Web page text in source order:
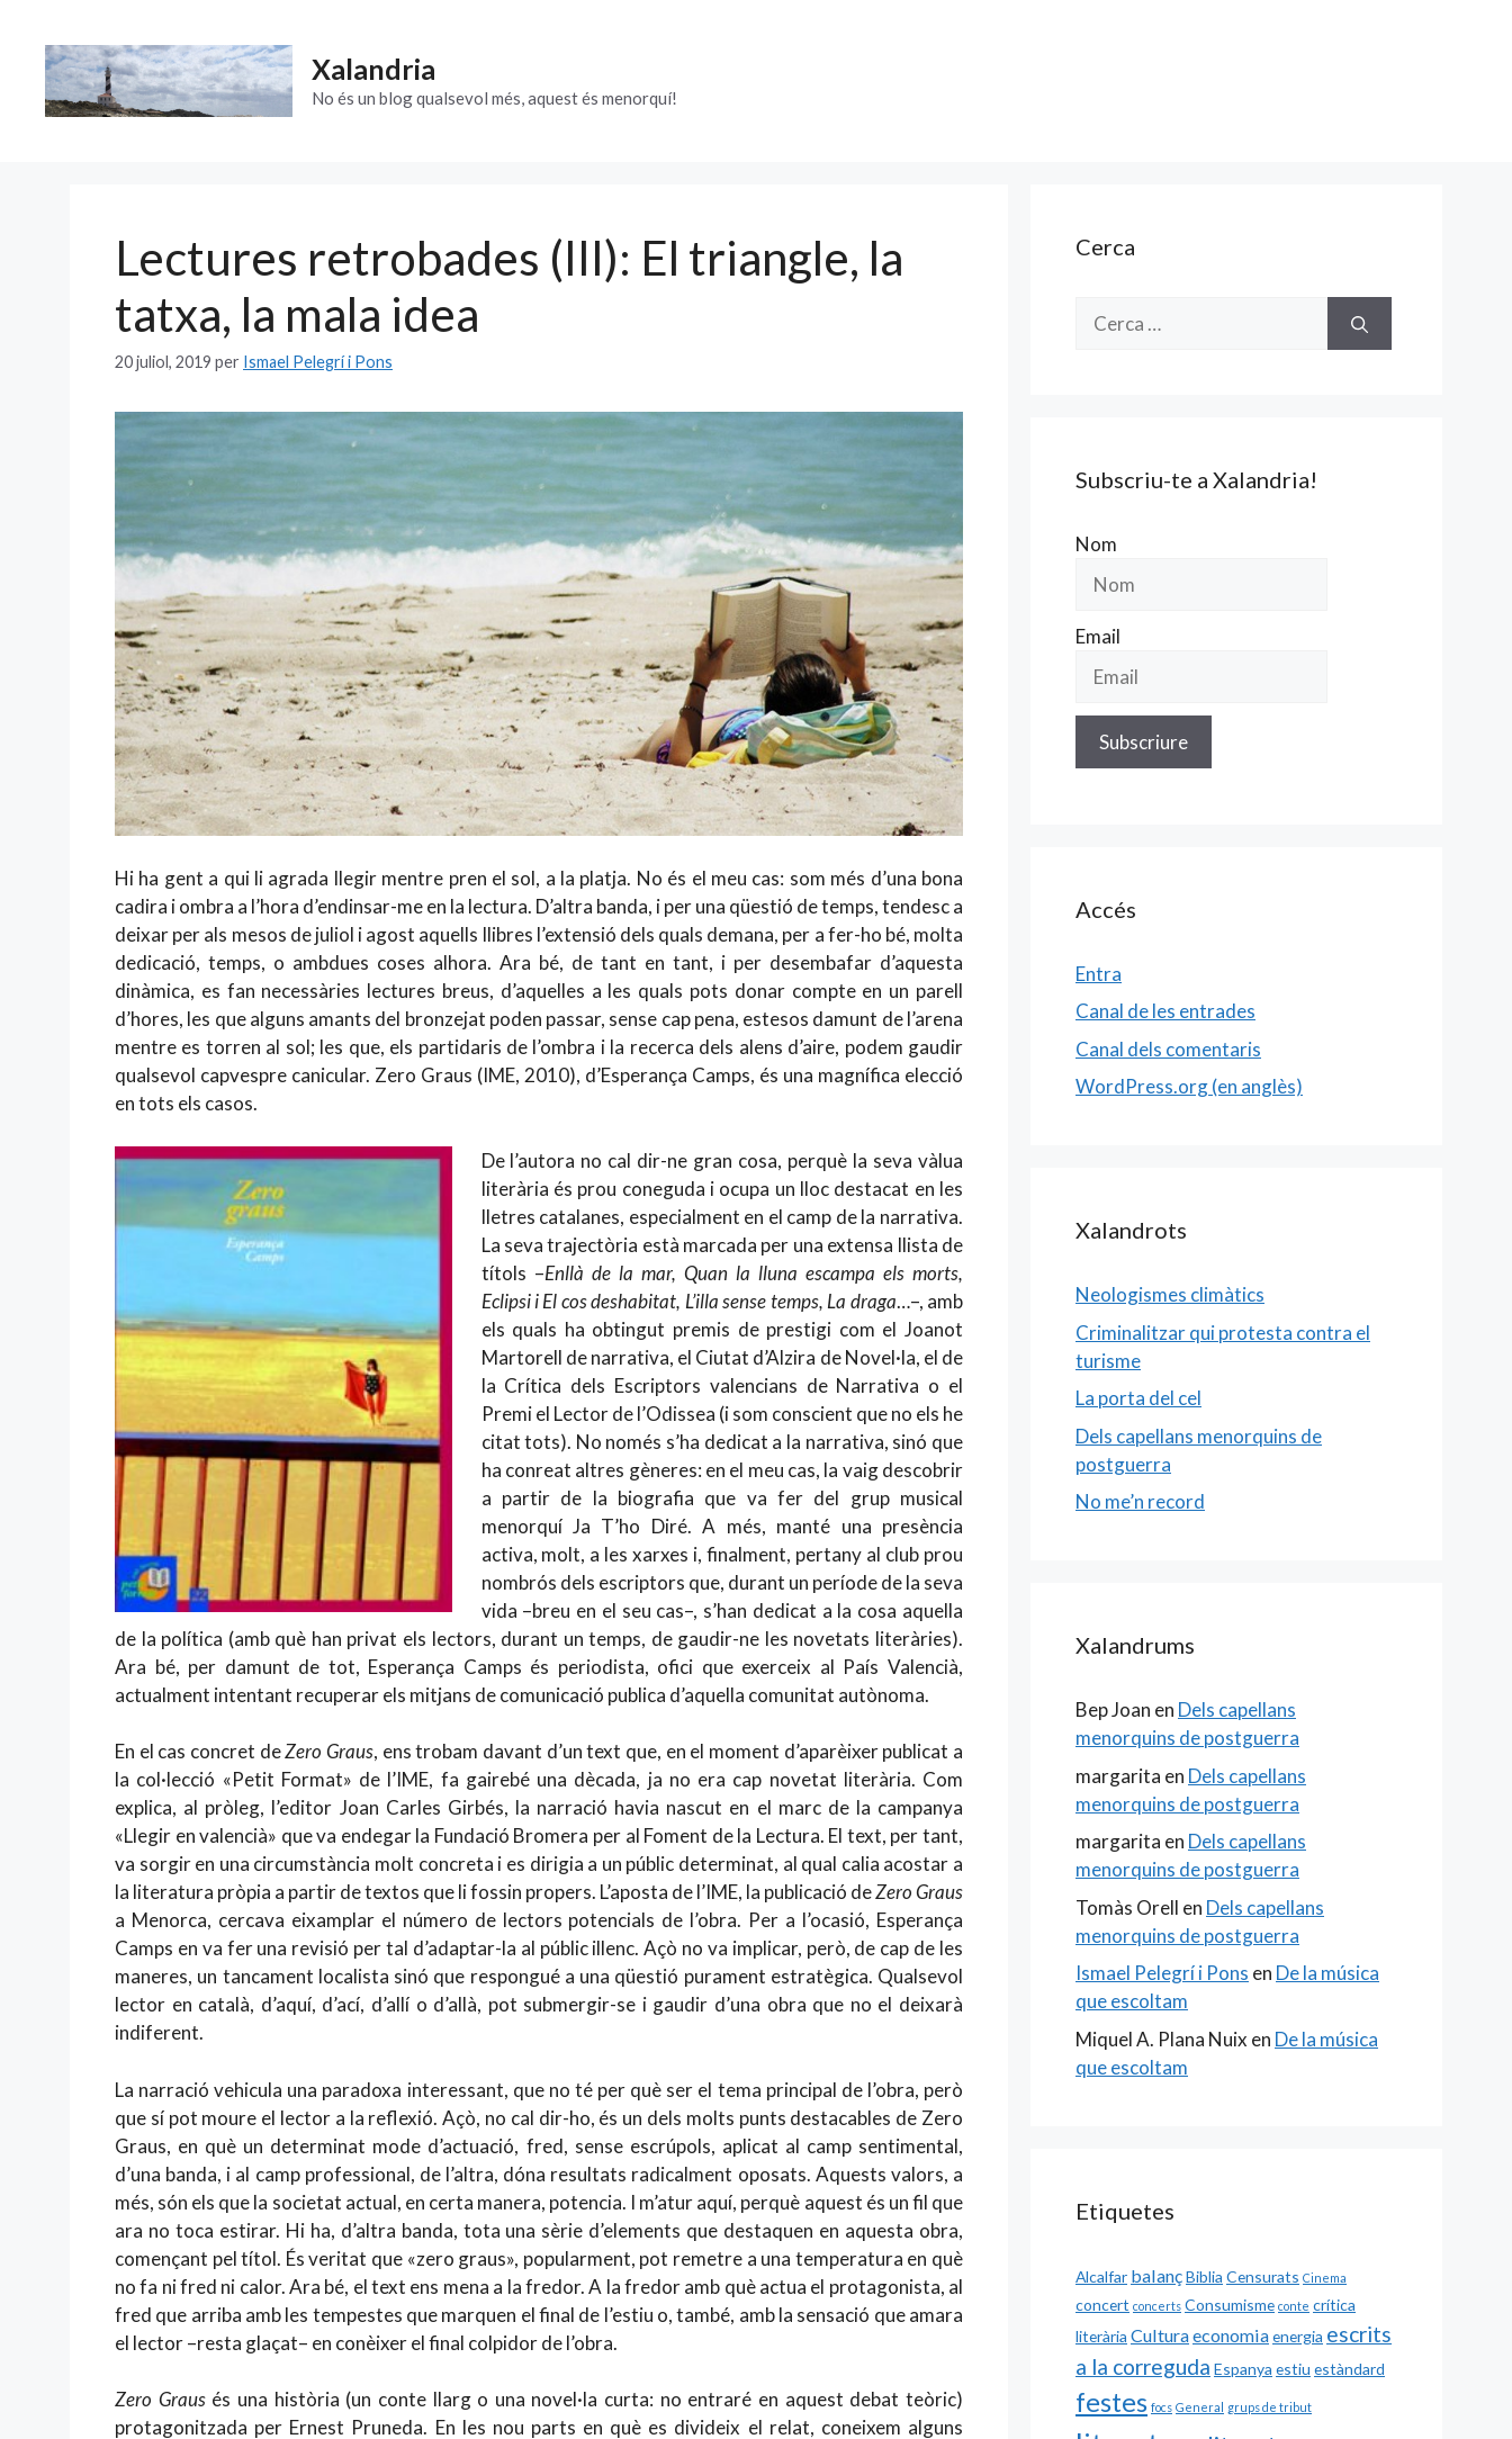
contingut
Xalandria
No és un blog qualsevol més, aquest és menorquí!
Lectures retrobades (III): El triangle, la
tatxa, la mala idea
20 juliol, 2019 per Ismael Pelegrí i Pons
Hi ha gent a qui li agrada llegir mentre pren el sol, a la platja. No és el meu cas: som més d’una bona
cadira i ombra a l’hora d’endinsar-me en la lectura. D’altra banda, i per una qüestió de temps, tendesc a
deixar per als mesos de juliol i agost aquells llibres l’extensió dels quals demana, per a fer-ho bé, molta
dedicació, temps, o ambdues coses alhora. Ara bé, de tant en tant, i per desembafar d’aquesta
dinàmica, es fan necessàries lectures breus, d’aquelles a les quals pots donar compte en un parell
d’hores, les que alguns amants del bronzejat poden passar, sense cap pena, estesos damunt de l’arena
mentre es torren al sol; les que, els partidaris de l’ombra i la recerca dels alens d’aire, podem gaudir
qualsevol capvespre canicular. Zero Graus (IME, 2010), d’Esperança Camps, és una magnífica elecció
en tots els casos.
De l’autora no cal dir-ne gran cosa, perquè la seva vàlua
literària és prou coneguda i ocupa un lloc destacat en les
lletres catalanes, especialment en el camp de la narrativa.
La seva trajectòria està marcada per una extensa llista de
títols –Enllà de la mar, Quan la lluna escampa els morts,
Eclipsi i El cos deshabitat, L’illa sense temps, La draga…–, amb
els quals ha obtingut premis de prestigi com el Joanot
Martorell de narrativa, el Ciutat d’Alzira de Novel·la, el de
la Crítica dels Escriptors valencians de Narrativa o el
Premi el Lector de l’Odissea (i som conscient que no els he
citat tots). No només s’ha dedicat a la narrativa, sinó que
ha conreat altres gèneres: en el meu cas, la vaig descobrir
a partir de la biografia que va fer del grup musical
menorquí Ja T’ho Diré. A més, manté una presència
activa, molt, a les xarxes i, finalment, pertany al club prou
nombrós dels escriptors que, durant un període de la seva
vida –breu en el seu cas–, s’han dedicat a la cosa aquella
de la política (amb què han privat els lectors, durant un temps, de gaudir-ne les novetats literàries).
Ara bé, per damunt de tot, Esperança Camps és periodista, ofici que exerceix al País Valencià,
actualment intentant recuperar els mitjans de comunicació publica d’aquella comunitat autònoma.
En el cas concret deZero Graus, ens trobam davant d’un text que, en el moment d’aparèixer publicat a
la col·lecció «Petit Format» de l’IME, fa gairebé una dècada, ja no era cap novetat literària. Com
explica, al pròleg, l’editor Joan Carles Girbés, la narració havia nascut en el marc de la campanya
«Llegir en valencià» que va endegar la Fundació Bromera per al Foment de la Lectura. El text, per tant,
va sorgir en una circumstància molt concreta i es dirigia a un públic determinat, al qual calia acostar a
la literatura pròpia a partir de textos que li fossin propers. L’aposta de l’IME, la publicació deZero Graus
a Menorca, cercava eixamplar el número de lectors potencials de l’obra. Per a l’ocasió, Esperança
Camps en va fer una revisió per tal d’adaptar-la al públic illenc. Açò no va implicar, però, de cap de les
maneres, un tancament localista sinó que respongué a una qüestió purament estratègica. Qualsevol
lector en català, d’aquí, d’ací, d’allí o d’allà, pot submergir-se i gaudir d’una obra que no el deixarà
indiferent.
La narració vehicula una paradoxa interessant, que no té per què ser el tema principal de l’obra, però
que sí pot moure el lector a la reflexió. Açò, no cal dir-ho, és un dels molts punts destacables de Zero
Graus, en què un determinat mode d’actuació, fred, sense escrúpols, aplicat al camp sentimental,
d’una banda, i al camp professional, de l’altra, dóna resultats radicalment oposats. Aquests valors, a
més, són els que la societat actual, en certa manera, potencia. I m’atur aquí, perquè aquest és un fil que
ara no toca estirar. Hi ha, d’altra banda, tota una sèrie d’elements que destaquen en aquesta obra,
començant pel títol. És veritat que «zero graus», popularment, pot remetre a una temperatura en què
no fa ni fred ni calor. Ara bé, el text ens mena a la fredor. A la fredor amb què actua el protagonista, al
fred que arriba amb les tempestes que marquen el final de l’estiu o, també, amb la sensació que amara
el lector –resta glaçat– en conèixer el final colpidor de l’obra.
Zero Grausés una història (un conte llarg o una novel·la curta: no entraré en aquest debat teòric)
protagonitzada per Ernest Pruneda. En les nou parts en què es divideix el relat, coneixem alguns
Cerca
Subscriu-te a Xalandria!
Nom
Email
Accés
Entra
Canal de les entrades
Canal dels comentaris
WordPress.org (en anglès)
Xalandrots
Neologismes climàtics
Criminalitzar qui protesta contra el
turisme
La porta del cel
Dels capellans menorquins de
postguerra
No me’n record
Xalandrums
Bep Joan en Dels capellans
menorquins de postguerra
margarita en Dels capellans
menorquins de postguerra
margarita en Dels capellans
menorquins de postguerra
Tomàs Orell en Dels capellans
menorquins de postguerra
Ismael Pelegrí i Pons en De la música
que escoltam
Miquel A. Plana Nuix en De la música
que escoltam
Etiquetes
Alcalfar balançBiblia Censurats Cinema
concert concerts Consumisme conte crítica
literària Culturaeconomiaenergia escrits
a la correguda Espanya estiu estàndard
festes focs General grups de tribut